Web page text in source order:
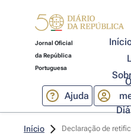
Jornal Oficial
da República
Portuguesa
Ajuda
O
Início Declaração de